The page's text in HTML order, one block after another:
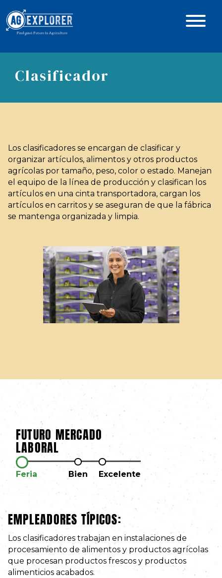
Clasificador
Los clasificadores se encargan de clasificar y
organizar artículos, alimentos y otros productos
agrícolas por tamaño, peso, color o estado. Manejan
el equipo de la línea de producción y clasifican los
artículos en una cinta transportadora, cargan los
artículos en carritos y se aseguran de que la fábrica
se mantenga organizada y limpia.
FUTURO MERCADO
LABORAL
Feria Bien Excelente
EMPLEADORES TÍPICOS:
Los clasificadores trabajan en instalaciones de
procesamiento de alimentos y productos agrícolas
que procesan productos frescos y productos
alimenticios acabados.